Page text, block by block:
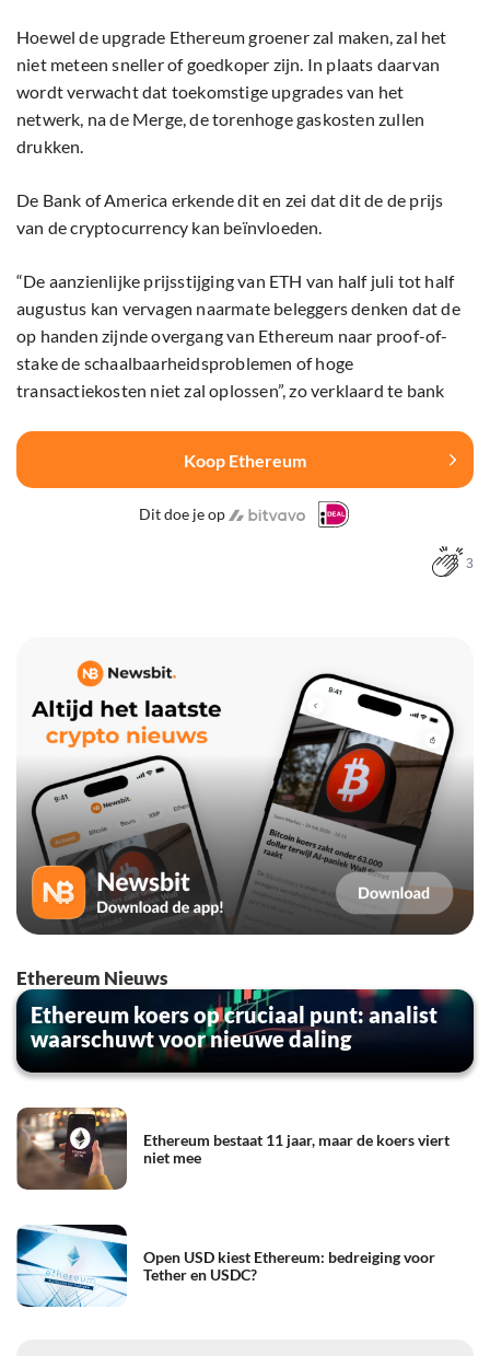
Hoewel de upgrade Ethereum groener zal maken, zal het
niet meteen sneller of goedkoper zijn. In plaats daarvan
wordt verwacht dat toekomstige upgrades van het
netwerk, na de Merge, de torenhoge gaskosten zullen
drukken.
De Bank of America erkende dit en zei dat dit de de prijs
van de cryptocurrency kan beïnvloeden.
“De aanzienlijke prijsstijging van ETH van half juli tot half
augustus kan vervagen naarmate beleggers denken dat de
op handen zijnde overgang van Ethereum naar proof-of-
stake de schaalbaarheidsproblemen of hoge
transactiekosten niet zal oplossen”, zo verklaard te bank
Koop Ethereum
Dit doe je op
3
Ethereum Nieuws
Ethereum koers op cruciaal punt: analist
waarschuwt voor nieuwe daling
Ethereum bestaat 11 jaar, maar de koers viert
niet mee
Open USD kiest Ethereum: bedreiging voor
Tether en USDC?